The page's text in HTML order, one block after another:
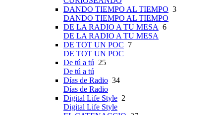
DANDO TIEMPO AL TIEMPO 3
DANDO TIEMPO AL TIEMPO
DE LA RADIO A TU MESA 6
DE LA RADIO A TU MESA
DE TOT UN POC 7
DE TOT UN POC
De tú a tú 25
De tú a tú
Días de Radio 34
Días de Radio
Digital Life Style 2
Digital Life Style